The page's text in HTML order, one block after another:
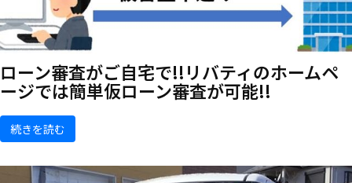
ローン審査がご自宅で!!リバティのホームペ
ージでは簡単仮ローン審査が可能!!
続きを読む